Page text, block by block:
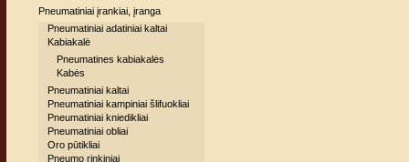
Pneumatiniai įrankiai, įranga
Pneumatiniai adatiniai kaltai
Kabiakalė
Pneumatines kabiakalės
Kabės
Pneumatiniai kaltai
Pneumatiniai kampiniai šlifuokliai
Pneumatiniai kniedikliai
Pneumatiniai obliai
Oro pūtikliai
Pneumo rinkiniai